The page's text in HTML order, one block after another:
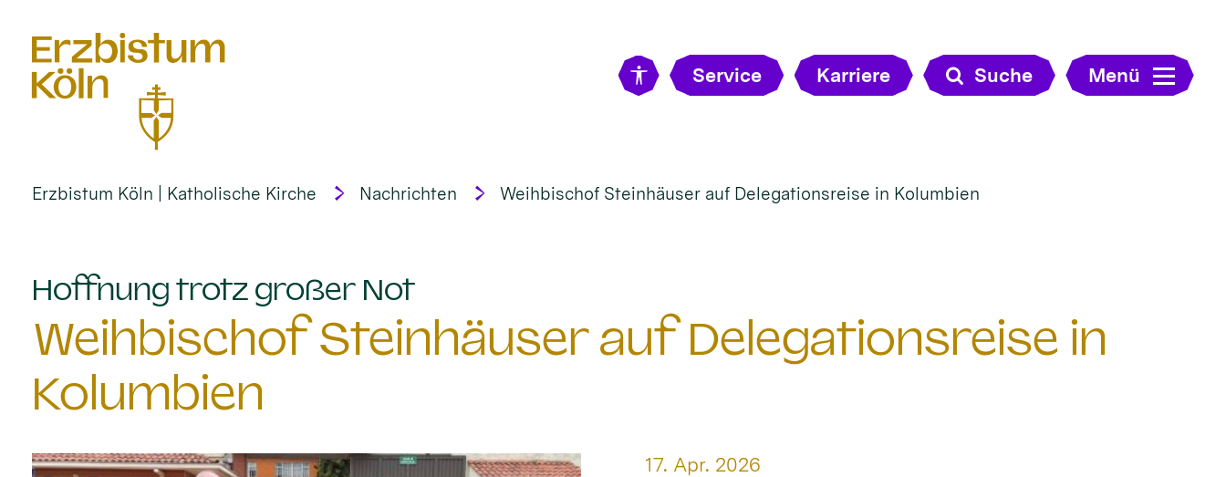
Service Karriere Suche Menü
Erzbistum Köln | Katholische Kirche Nachrichten Weihbischof Steinhäuser auf Delegationsreise in Kolumbien
Hoffnung trotz großer Not:
Weihbischof Steinhäuser auf Delegationsreise in
Kolumbien
Datum:
17. Apr. 2026